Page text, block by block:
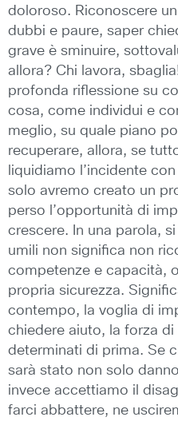
doloroso. Riconoscere
dubbi e paure, saper
grave è sminuire,
allora? Chi lavora,
profonda riflessione su
cosa, come individui e
meglio, su quale piano
recuperare, allora, se
liquidiamo l’incidente
solo avremo creato un
perso l’opportunità di
crescere. In una parola,
umili non significa non
competenze e capacità,
propria sicurezza.
contempo, la voglia di
chiedere aiuto, la forza
determinati di prima. Se
sarà stato non solo
invece accettiamo il
farci abbattere, ne